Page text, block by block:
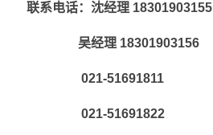
联系电话：沈经理 18301903155
吴经理 18301903156
021-51691811
021-51691822